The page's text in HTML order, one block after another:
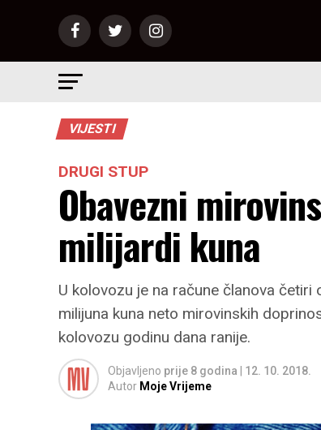
VIJESTI
DRUGI STUP
Obavezni
milijardi kuna
U kolovozu je na račune članova
milijuna kuna neto mirovinskih
kolovozu godinu dana ranije.
Objavljeno prije 8 godina
12. 10. 2018.
Autor Moje Vrijeme